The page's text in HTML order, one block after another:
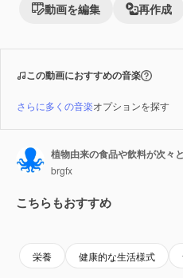
動画を編集 再作成
この動画におすすめの音楽
さらに多くの音楽オプションを探す
brgfx
こちらもおすすめ
栄養 健康的な生活様式